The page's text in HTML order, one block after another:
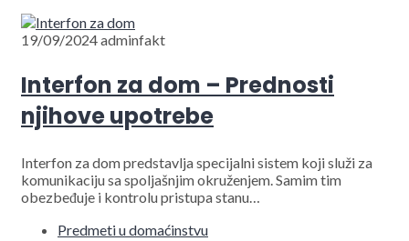
19/09/2024adminfakt
Interfon za dom – Prednosti
njihove upotrebe
Interfon za dom predstavlja specijalni sistem koji služi za
komunikaciju sa spoljašnjim okruženjem. Samim tim
obezbeđuje i kontrolu pristupa stanu…
Predmeti u domaćinstvu